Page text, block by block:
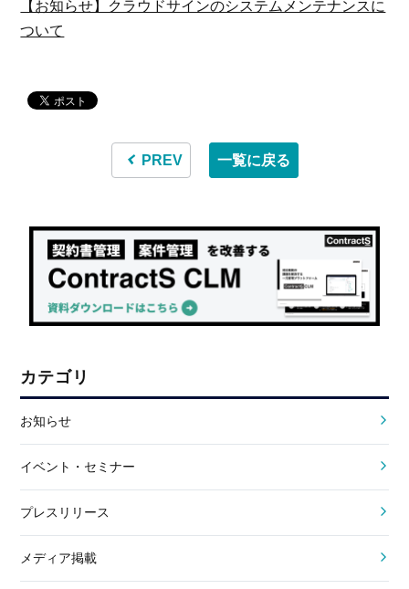
【お知らせ】クラウドサインのシステムメンテナンスに
ついて
PREV 一覧に戻る
カテゴリ
お知らせ
イベント・セミナー
プレスリリース
メディア掲載